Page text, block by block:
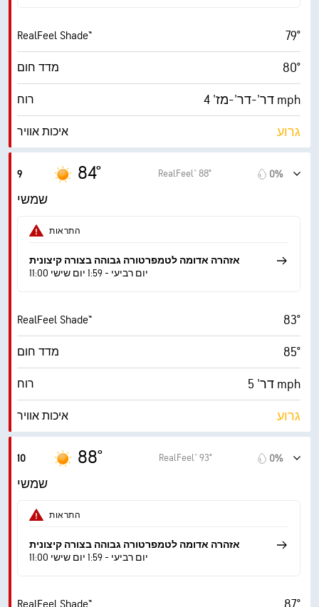
ראות 10 מייל
תקרת עננים ‎30000 ft
RealFeel Shade™ 79°
מדד חום 80°
רוח דר'-דר'-מז' 4 mph
איכות אוויר גרוע
מדד UV מרבי
משב רוח
לחות
נקודת טל 63° F
כיסוי עננים 3%
ראות 10 מייל
תקרת עננים ‎30000 ft
9 84° RealFeel® 88° 0%
שמשי
התראות
אזהרה אדומה לטמפרטורה גבוהה בצורה קיצונית
11:00 יום רביעי - 1:59 יום שישי
RealFeel Shade™ 83°
מדד חום 85°
רוח דר' 5 mph
איכות אוויר גרוע
מדד UV מרבי
משב רוח
לחות
נקודת טל 62° F
10 88° RealFeel® 93° 0%
שמשי
התראות
אזהרה אדומה לטמפרטורה גבוהה בצורה קיצונית
11:00 יום רביעי - 1:59 יום שישי